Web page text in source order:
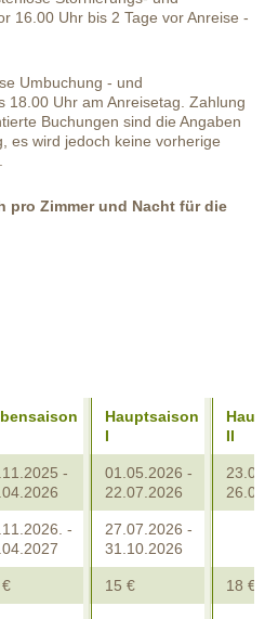
16.00 Uhr bis 2 Tage vor Anreise -
Umbuchung - und
18.00 Uhr am Anreisetag. Zahlung
Buchungen sind die Angaben
es wird jedoch keine vorherige
pro Zimmer und Nacht für die
Hauptsaison
I
II
-
01.05.2026 -
22.07.2026
23.07.
-
27.07.2026 -
31.10.2026
15 € 18 €